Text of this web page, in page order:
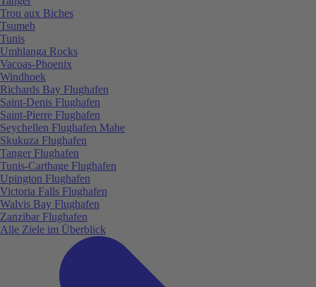
Trou aux Biches
Tsumeb
Tunis
Umhlanga Rocks
Vacoas-Phoenix
Windhoek
Richards Bay Flughafen
Saint-Denis Flughafen
Saint-Pierre Flughafen
Seychellen Flughafen Mahe
Skukuza Flughafen
Tanger Flughafen
Tunis-Carthage Flughafen
Upington Flughafen
Victoria Falls Flughafen
Walvis Bay Flughafen
Zanzibar Flughafen
Alle Ziele im Überblick